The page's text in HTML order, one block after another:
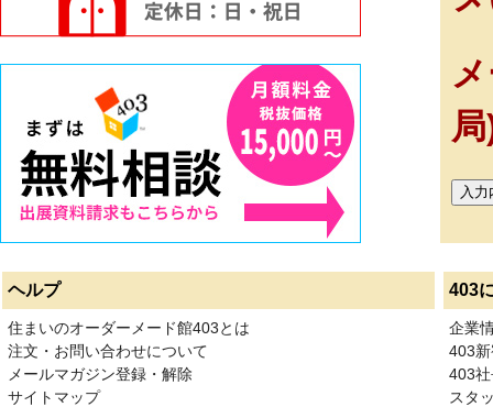
ヘルプ 403
住まいのオーダーメード館403とは
注文・お問い合わせについて
メールマガジン登録・解除
サイトマップ
企業
403
403
スタ